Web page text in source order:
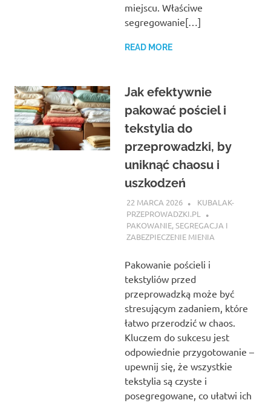
miejscu. Właściwe
segregowanie[…]
READ MORE
Jak efektywnie
pakować pościel i
tekstylia do
przeprowadzki, by
uniknąć chaosu i
uszkodzeń
22 MARCA 2026
KUBALAK-
PRZEPROWADZKI.PL
PAKOWANIE, SEGREGACJA I
ZABEZPIECZENIE MIENIA
Pakowanie pościeli i
tekstyliów przed
przeprowadzką może być
stresującym zadaniem, które
łatwo przerodzić w chaos.
Kluczem do sukcesu jest
odpowiednie przygotowanie –
upewnij się, że wszystkie
tekstylia są czyste i
posegregowane, co ułatwi ich